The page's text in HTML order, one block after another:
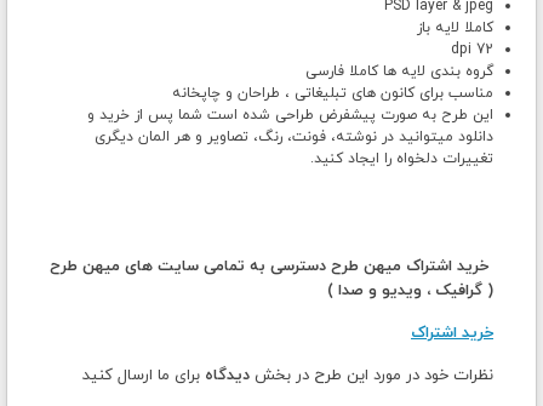
PSD layer & jpeg
کاملا لایه باز
72 dpi
گروه بندی لایه ها کاملا فارسی
مناسب برای کانون های تبلیغاتی ، طراحان و چاپخانه
این طرح به صورت پیشفرض طراحی شده است شما پس از خرید و
دانلود میتوانید در نوشته، فونت، رنگ، تصاویر و هر المان دیگری
تغییرات دلخواه را ایجاد کنید.
خرید اشتراک میهن طرح دسترسی به تمامی سایت های میهن طرح
( گرافیک ، ویدیو و صدا )
خرید اشتراک
نظرات خود در مورد این طرح در بخش دیدگاه برای ما ارسال کنید